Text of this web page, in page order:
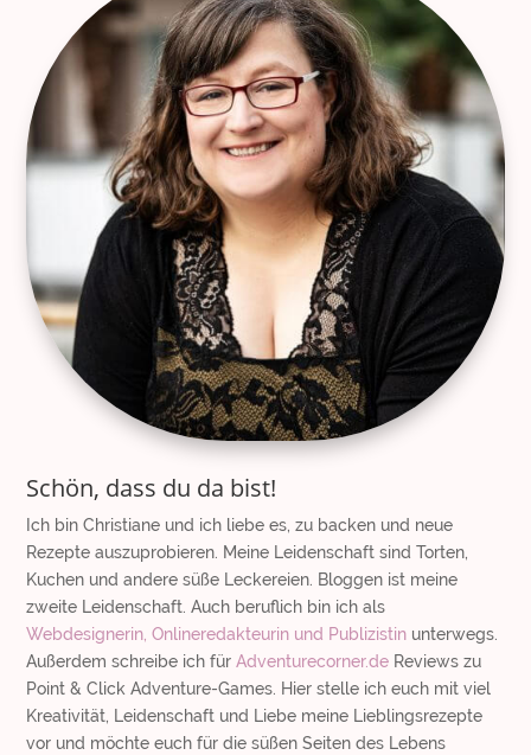
Schön, dass du da bist!
Ich bin Christiane und ich liebe es, zu backen und neue
Rezepte auszuprobieren. Meine Leidenschaft sind Torten,
Kuchen und andere süße Leckereien. Bloggen ist meine
zweite Leidenschaft. Auch beruflich bin ich als
Webdesignerin, Onlineredakteurin und Publizistin unterwegs.
Außerdem schreibe ich fürAdventurecorner.de Reviews zu
Point & Click Adventure-Games. Hier stelle ich euch mit viel
Kreativität, Leidenschaft und Liebe meine Lieblingsrezepte
vor und möchte euch für die süßen Seiten des Lebens